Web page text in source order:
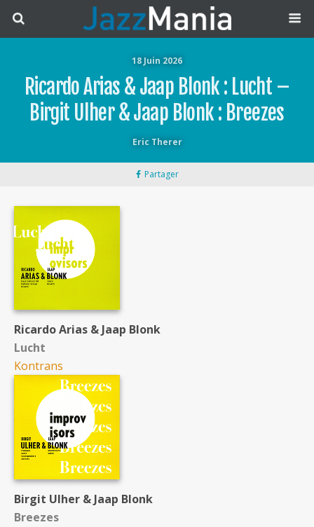
18 Juin 2026
Ricardo Arias & Jaap Blonk : Lucht –
Birgit Ulher & Jaap Blonk : Breezes
Eric Therer
Partager
Ricardo Arias & Jaap Blonk
Lucht
Kontrans
Birgit Ulher & Jaap Blonk
Breezes